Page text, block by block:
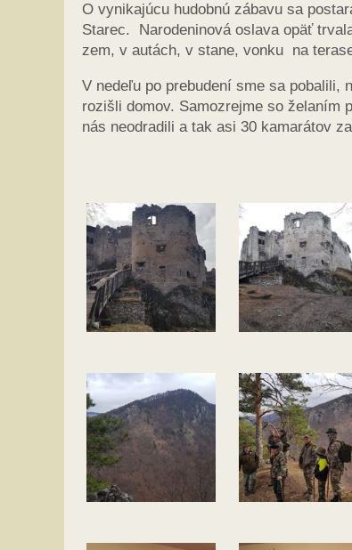
O vynikajúcu hudobnú zábavu sa
Starec. Narodeninová oslava opäť
zem, v autách, v stane, vonku na
V nedeľu po prebudení sme sa pobalili,
rozišli domov. Samozrejme so želaním
nás neodradili a tak asi 30 kamarátov